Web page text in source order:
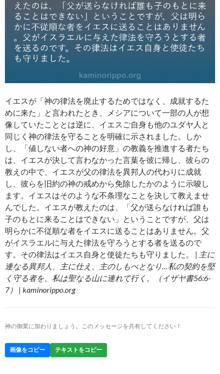
イエスが「神の律法を廃止するためではなく、成就するた
めに来た」と言われたとき、メシアについて一部の人が想
像していたこととは逆に、イエスご自身も他のユダヤ人と
同じく神の律法を守ることを明確に示されました。しか
し、「値しない者への神の好意」の教義を推進する者たち
は、イエスが決して言わなかった言葉を彼に帰し、彼らの
教えの中で、イエスが父の律法を異邦人の代わりに成就
し、彼らを旧約の神の戒めから免除したかのように示唆し
ます。イエスはそのような不条理なことを決して教えませ
んでした。イエスが教えたのは、「父が送らなければ誰も
子のもとに来ることはできない」ということですが、父は
明らかに不従順な者をイエスに送ることはありません。父
がイスラエルに与えた律法を守ろうとする者を送るので
す。その律法はイエス自身と使徒たちも守りました。 | 主に
連なる異邦人、主に仕え、主のしもべとなり…私の契約を堅
く守る者を、私は聖なる山に連れて行く。（イザヤ書56:6-
7） | kaminorippo.org
神の御業に加わりましょう。このメッセージを共有してください！
画像をコピー テキストをコピー